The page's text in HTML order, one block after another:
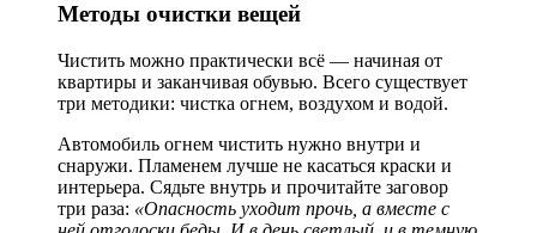
Методы очистки вещей
Чистить можно практически всё — начиная от
квартиры и заканчивая обувью. Всего существует
три методики: чистка огнем, воздухом и водой.
Автомобиль огнем чистить нужно внутри и
снаружи. Пламенем лучше не касаться краски и
интерьера. Сядьте внутрь и прочитайте заговор
три раза: «Опасность уходит прочь, а вместе с